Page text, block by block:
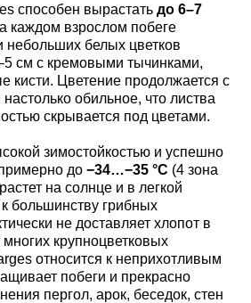
способен вырастать до 6–7
каждом взрослом побеге
белых цветков
см с кремовыми тычинками,
кисти. Цветение продолжается с
обильное, что листва
скрывается под цветами.
зимостойкостью и успешно
до −34…−35 °C (4 зона
на солнце и в легкой
большинству грибных
не доставляет хлопот в
крупноцветковых
относится к неприхотливым
побеги и прекрасно
пергол, арок, беседок, стен